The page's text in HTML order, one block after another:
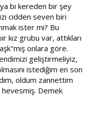
bi kereden bir şey
cidden seven biri
ister mi? Bu
kız grubu var, attıkları
onlara göre.
geliştirmeliyiz,
istediğim en son
oldum zannettim
hevesmiş. Demek